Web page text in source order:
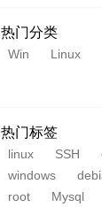
热门分类
Win Linux
热门标签
linux SSH
windows
root
Mysql